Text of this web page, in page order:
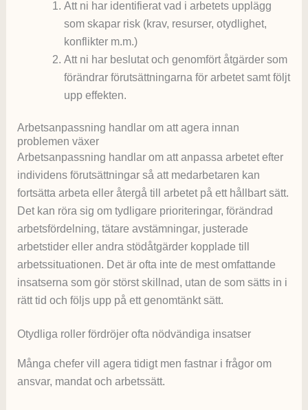
Att ni har identifierat vad i arbetets upplägg
som skapar risk (krav, resurser, otydlighet,
konflikter m.m.)
Att ni har beslutat och genomfört åtgärder som
förändrar förutsättningarna för arbetet samt följt
upp effekten.
Arbetsanpassning handlar om att agera innan
problemen växer
Arbetsanpassning handlar om att anpassa arbetet efter
individens förutsättningar så att medarbetaren kan
fortsätta arbeta eller återgå till arbetet på ett hållbart sätt.
Det kan röra sig om tydligare prioriteringar, förändrad
arbetsfördelning, tätare avstämningar, justerade
arbetstider eller andra stödåtgärder kopplade till
arbetssituationen. Det är ofta inte de mest omfattande
insatserna som gör störst skillnad, utan de som sätts in i
rätt tid och följs upp på ett genomtänkt sätt.
Otydliga roller fördröjer ofta nödvändiga insatser
Många chefer vill agera tidigt men fastnar i frågor om
ansvar, mandat och arbetssätt.